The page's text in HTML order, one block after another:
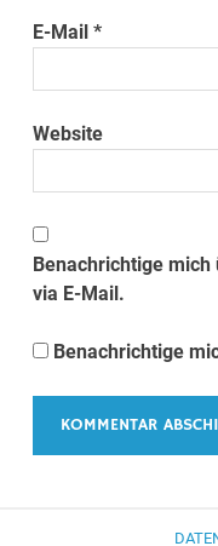
E-Mail*
Website
Benachrichtige
via E-Mail.
Benachrichtige